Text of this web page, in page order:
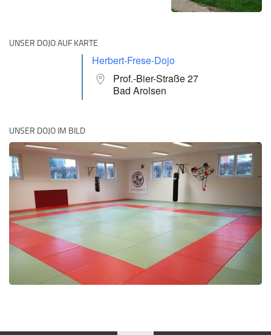
UNSER DOJO AUF KARTE
Herbert-Frese-Dojo
Prof.-Bier-Straße 27
Bad Arolsen
UNSER DOJO IM BILD